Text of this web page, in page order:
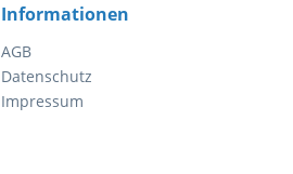
Informationen
AGB
Datenschutz
Impressum